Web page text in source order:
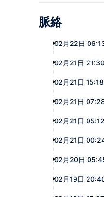
脈絡
02月22日
02月21日 21:30
02月21日 15:18
02月21日 07:28
02月21日 05:12
02月21日
02月20日
02月19日